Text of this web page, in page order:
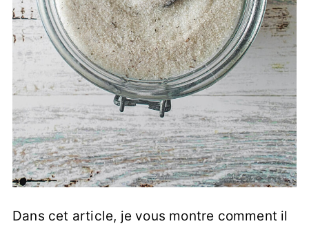
Dans cet article, je vous montre comment il